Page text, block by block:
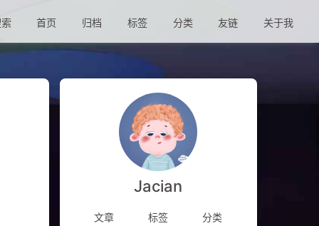
首页 归档 标签 分类 友链 关于我
Jacian
文章 标签 分类